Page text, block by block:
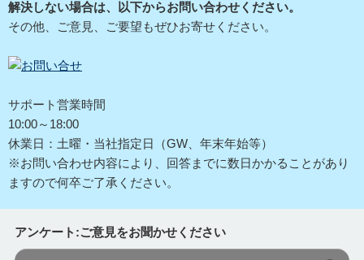
解決しない場合は、以下からお問い合わせください。
その他、ご意見、ご要望もぜひお寄せください。
サポート営業時間
10:00～18:00
休業日：土曜・当社指定日（GW、年末年始等）
※お問い合わせ内容により、回答までに数日かかることがあり
ますので何卒ご了承ください。
アンケート:ご意見をお聞かせください